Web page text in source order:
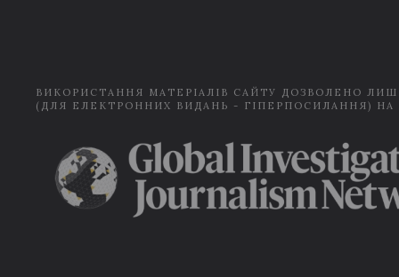
ВИКОРИСТАННЯ МАТЕРІАЛІВ САЙТУ ДОЗВОЛЕНО
(ДЛЯ ЕЛЕКТРОННИХ ВИДАНЬ - ГІПЕРПОСИЛАННЯ) НА